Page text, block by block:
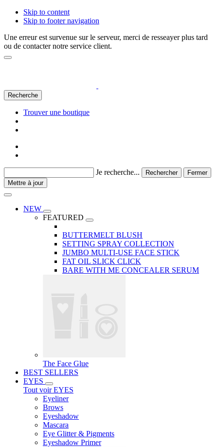
Skip to content
Skip to footer navigation
Une erreur est survenue sur le serveur, merci de resseayer plus tard
ou de contacter notre service client.
Recherche
Trouver une boutique
Je recherche... Rechercher
Fermer
Mettre à jour
NEW
FEATURED
BUTTERMELT BLUSH
SETTING SPRAY COLLECTION
JUMBO MULTI-USE FACE STICK
FAT OIL SLICK CLICK
BARE WITH ME CONCEALER SERUM
The Face Glue
BEST SELLERS
EYES
Tout voir EYES
Eyeliner
Brows
Eyeshadow
Mascara
Eye Glitter & Pigments
Eyeshadow Primer